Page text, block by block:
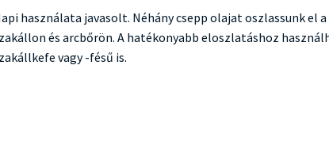
használata javasolt. Néhány csepp olajat oszlassunk el a
és arcbőrön. A hatékonyabb eloszlatáshoz
vagy -fésű is.